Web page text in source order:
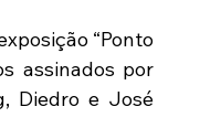
“Ponto
assinados por
Diedro e José